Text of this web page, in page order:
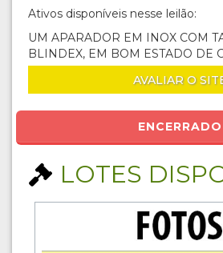
Ativos disponíveis nesse leilão:
UM APARADOR EM INOX COM
BLINDEX, EM BOM ESTADO DE
AVALIAR O
ENCERRADO
LOTES